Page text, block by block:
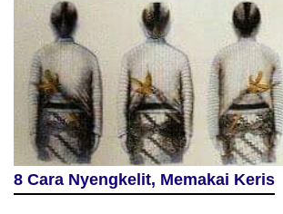
8 Cara Nyengkelit, Memakai Keris